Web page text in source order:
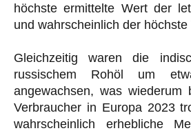
höchste ermittelte Wert der
und wahrscheinlich der
Gleichzeitig waren die
russischem Rohöl um
angewachsen, was wiederum
Verbraucher in Europa 2023
wahrscheinlich erhebliche